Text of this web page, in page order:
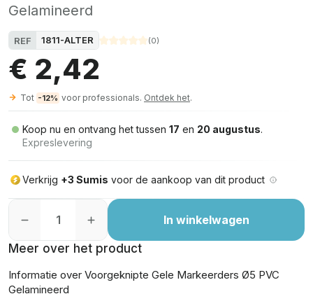
Gelamineerd
REF 1811-ALTER (0)
€ 2,42
Tot -12% voor professionals. Ontdek het.
Koop nu en ontvang het tussen 17 en 20 augustus.
Expreslevering
Verkrijg +3 Sumis voor de aankoop van dit product
In winkelwagen
Meer over het product
Informatie over Voorgeknipte Gele Markeerders Ø5 PVC
Gelamineerd